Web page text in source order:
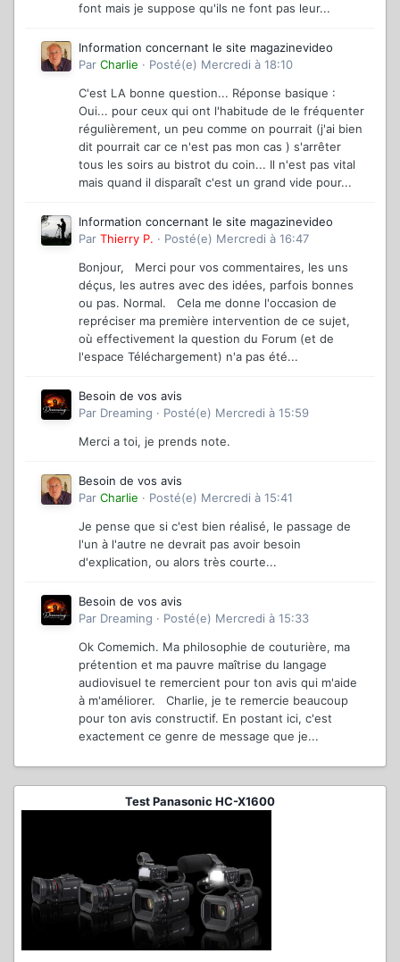
font mais je suppose qu'ils ne font pas leur...
Information concernant le site magazinevideo
Par Charlie · Posté(e) Mercredi à 18:10
C'est LA bonne question... Réponse basique :
Oui... pour ceux qui ont l'habitude de le fréquenter
régulièrement, un peu comme on pourrait (j'ai bien
dit pourrait car ce n'est pas mon cas ) s'arrêter
tous les soirs au bistrot du coin... Il n'est pas vital
mais quand il disparaît c'est un grand vide pour...
Information concernant le site magazinevideo
Par Thierry P. · Posté(e) Mercredi à 16:47
Bonjour, Merci pour vos commentaires, les uns
déçus, les autres avec des idées, parfois bonnes
ou pas. Normal. Cela me donne l'occasion de
repréciser ma première intervention de ce sujet,
où effectivement la question du Forum (et de
l'espace Téléchargement) n'a pas été...
Besoin de vos avis
Par Dreaming · Posté(e) Mercredi à 15:59
Merci a toi, je prends note.
Besoin de vos avis
Par Charlie · Posté(e) Mercredi à 15:41
Je pense que si c'est bien réalisé, le passage de
l'un à l'autre ne devrait pas avoir besoin
d'explication, ou alors très courte...
Besoin de vos avis
Par Dreaming · Posté(e) Mercredi à 15:33
Ok Comemich. Ma philosophie de couturière, ma
prétention et ma pauvre maîtrise du langage
audiovisuel te remercient pour ton avis qui m'aide
à m'améliorer. Charlie, je te remercie beaucoup
pour ton avis constructif. En postant ici, c'est
exactement ce genre de message que je...
Test Panasonic HC-X1600